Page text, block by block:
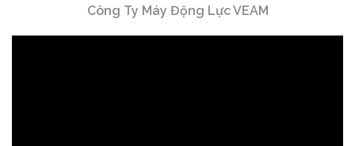
Công Ty Máy Động Lực VEAM